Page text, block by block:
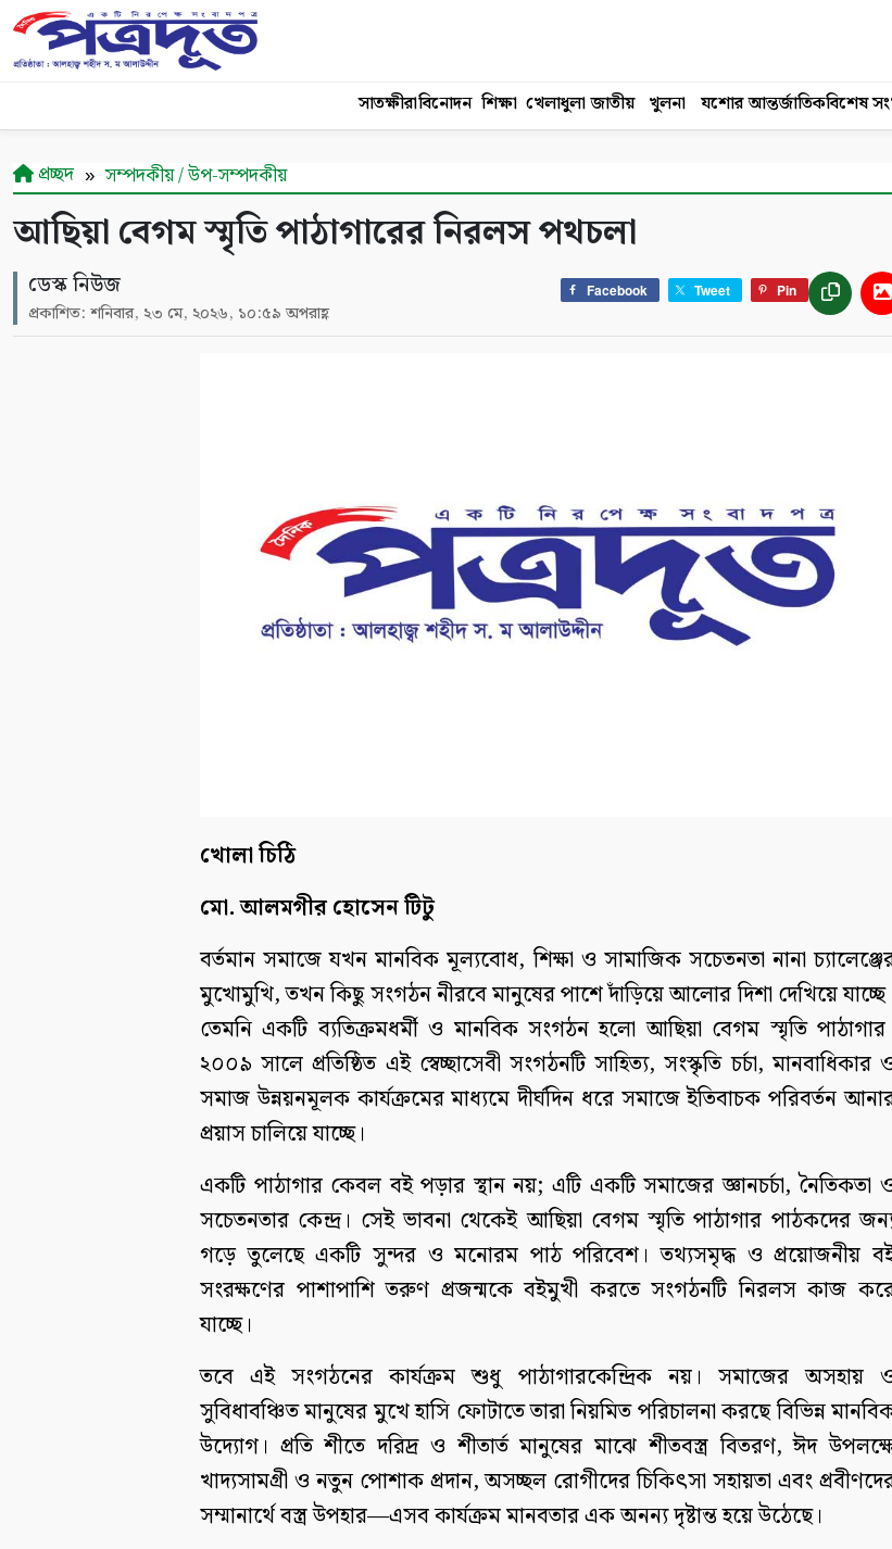
সাতক্ষীরাবিনোদন শিক্ষা খেলাধুলা জাতীয় খুলনা যশোর আন্তর্জাতিকবিশেষ
প্রচ্ছদ সম্পদকীয় / উপ-সম্পদকীয়
আছিয়া বেগম স্মৃতি পাঠাগারের নিরলস পথচলা
ডেস্ক নিউজ
প্রকাশিত: শনিবার, ২৩ মে, ২০২৬, ১০:৫৯ অপরাহ্ণ
Facebook Tweet Pin
খোলা চিঠি
মো. আলমগীর হোসেন টিটু
বর্তমান সমাজে যখন মানবিক মূল্যবোধ, শিক্ষা ও সামাজিক সচেতনতা নানা
মুখোমুখি, তখন কিছু সংগঠন নীরবে মানুষের পাশে দাঁড়িয়ে আলোর দিশা দেখিয়ে যাচ্ছে।
তেমনি একটি ব্যতিক্রমধর্মী ও মানবিক সংগঠন হলো আছিয়া বেগম স্মৃতি পাঠাগার।
২০০৯ সালে প্রতিষ্ঠিত এই স্বেচ্ছাসেবী সংগঠনটি সাহিত্য, সংস্কৃতি চর্চা, মানবাধিকার
সমাজ উন্নয়নমূলক কার্যক্রমের মাধ্যমে দীর্ঘদিন ধরে সমাজে ইতিবাচক পরিবর্তন
প্রয়াস চালিয়ে যাচ্ছে।
একটি পাঠাগার কেবল বই পড়ার স্থান নয়; এটি একটি সমাজের জ্ঞানচর্চা, নৈতিকতা
সচেতনতার কেন্দ্র। সেই ভাবনা থেকেই আছিয়া বেগম স্মৃতি পাঠাগার পাঠকদের
গড়ে তুলেছে একটি সুন্দর ও মনোরম পাঠ পরিবেশ। তথ্যসমৃদ্ধ ও প্রয়োজনীয়
সংরক্ষণের পাশাপাশি তরুণ প্রজন্মকে বইমুখী করতে সংগঠনটি নিরলস কাজ
যাচ্ছে।
তবে এই সংগঠনের কার্যক্রম শুধু পাঠাগারকেন্দ্রিক নয়। সমাজের অসহায়
সুবিধাবঞ্চিত মানুষের মুখে হাসি ফোটাতে তারা নিয়মিত পরিচালনা করছে বিভিন্ন
উদ্যোগ। প্রতি শীতে দরিদ্র ও শীতার্ত মানুষের মাঝে শীতবস্ত্র বিতরণ, ঈদ
খাদ্যসামগ্রী ও নতুন পোশাক প্রদান, অসচ্ছল রোগীদের চিকিৎসা সহায়তা এবং
সম্মানার্থে বস্ত্র উপহার—এসব কার্যক্রম মানবতার এক অনন্য দৃষ্টান্ত হয়ে উঠেছে।